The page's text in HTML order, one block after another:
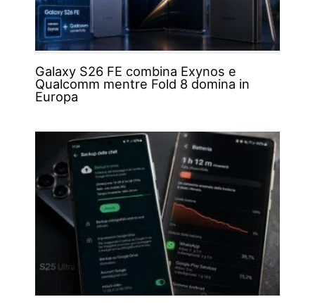
Galaxy S26 FE combina Exynos e
Qualcomm mentre Fold 8 domina in
Europa